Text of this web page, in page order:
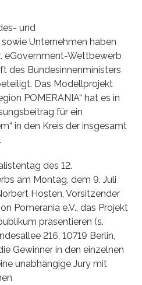
und
Unternehmen haben
eGovernment-Wettbewerb
des Bundesinnenministers
Das Modellprojekt
POMERANIA“ hat es in
für ein
in den Kreis der insgesamt
des 12.
am Montag, dem 9. Juli
Hosten, Vorsitzender
Pomerania e.V., das Projekt
präsentieren (s.
216, 10719 Berlin,
Gewinner in den einzelnen
unabhängige Jury mit